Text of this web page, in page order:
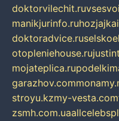
doktorvilechit.ru
manikjurinfo.ru
doktoradvice.ru
otopleniehouse.ru
mojateplica.ru
garazhov.com
stroyu.kzmy-vesta.com
zsmh.com.ua